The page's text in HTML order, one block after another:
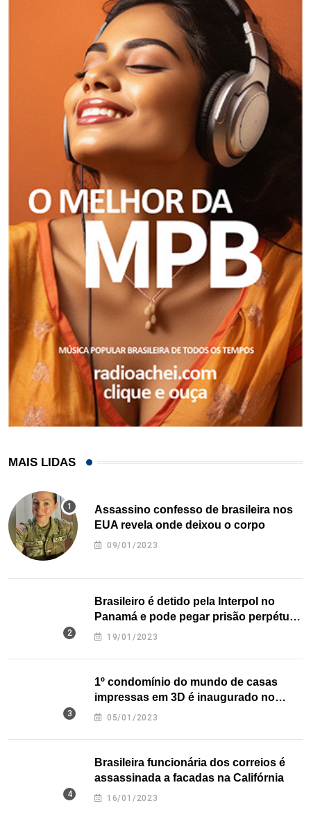
MAIS LIDAS
Assassino confesso de brasileira nos
EUA revela onde deixou o corpo
09/01/2023
Brasileiro é detido pela Interpol no
Panamá e pode pegar prisão perpétua
nos EUA
19/01/2023
1º condomínio do mundo de casas
impressas em 3D é inaugurado no
Texas
05/01/2023
Brasileira funcionária dos correios é
assassinada a facadas na Califórnia
16/01/2023